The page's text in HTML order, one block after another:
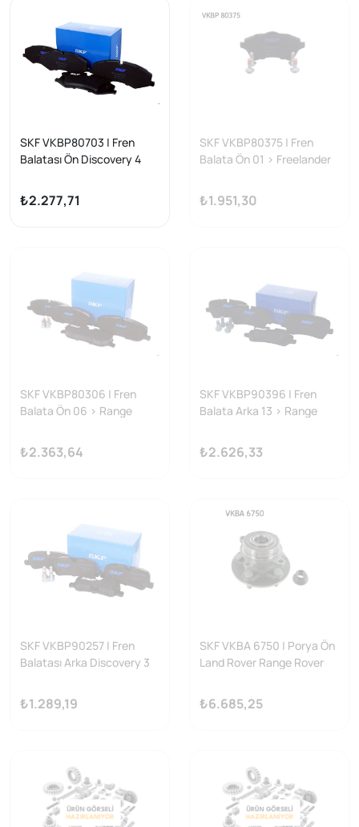
SKF VKBP80703 | Fren
Balatası Ön Discovery 4
10 > Range Rover 13 >
₺2.277,71
SKF VKBP80375 | Fren
Balata Ön 01 > Freelander
₺1.951,30
SKF VKBP80306 | Fren
Balata Ön 06 > Range
2.7Td
₺2.363,64
SKF VKBP90396 | Fren
Balata Arka 13 > Range
₺2.626,33
SKF VKBP90257 | Fren
Balatası Arka Discovery 3
5.0 10-16 Range Rover
Sport 05-13 3.0-5.0
₺1.289,19
SKF VKBA 6750 | Porya Ön
Land Rover Range Rover
₺6.685,25